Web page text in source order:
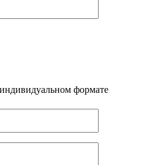
формате